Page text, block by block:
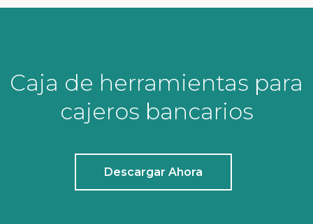
Caja de herramientas para
cajeros bancarios
Descargar Ahora